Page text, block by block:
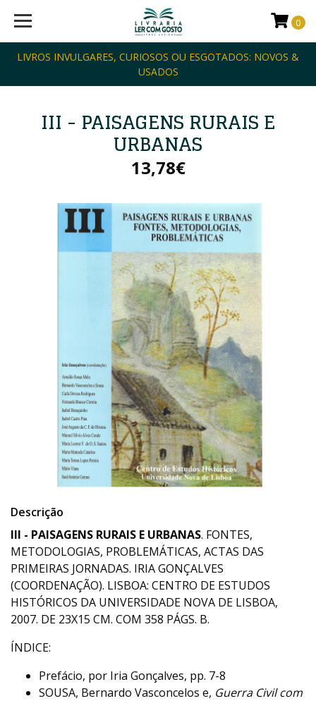
LIVROS INVULGARES, CURIOSOS OU ESGOTADOS: NOVOS &
USADOS
0
III - PAISAGENS RURAIS E
URBANAS
13,78€
Descrição
III - PAISAGENS RURAIS E URBANAS. FONTES,
METODOLOGIAS, PROBLEMÁTICAS, ACTAS DAS
PRIMEIRAS JORNADAS. IRIA GONÇALVES
(COORDENAÇÃO). LISBOA: CENTRO DE ESTUDOS
HISTÓRICOS DA UNIVERSIDADE NOVA DE LISBOA,
2007. DE 23X15 CM. COM 358 PÁGS. B.
ÍNDICE:
Prefácio, por Iria Gonçalves, pp. 7-8
SOUSA, Bernardo Vasconcelos e, Guerra Civil com